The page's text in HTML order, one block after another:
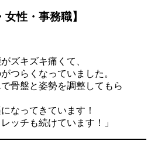
女性・事務職】
ズキズキ痛くて、
つらくなっていました。
骨盤と姿勢を調整してもら
なってきています！
ッチも続けています！」